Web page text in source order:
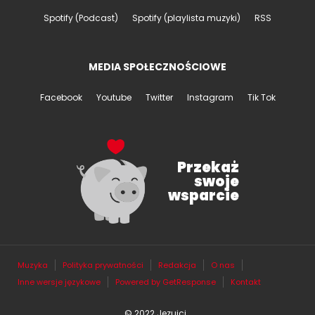
Spotify (Podcast) Spotify (playlista muzyki) RSS
MEDIA SPOŁECZNOŚCIOWE
Facebook Youtube Twitter Instagram Tik Tok
Przekaż
swoje
wsparcie
Muzyka Polityka prywatności Redakcja
O nas
Inne wersje językowe
Powered by GetResponse Kontakt